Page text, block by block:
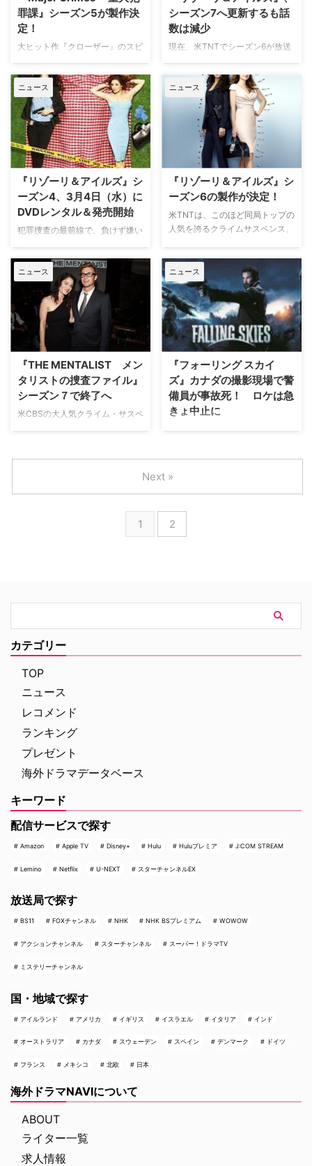
ップ』 映画『トランスフォーマ
ー』のマイケル…
罪課』シーズン5が製作決
定！
大ヒット作『クローザー』のスピ
～重大犯罪課』シーズン5の製作
が決定したという。米Deadline
が伝えた。 【関連お先見！】刑
事ドラマ『クローザー』で静かに
進むヒロイン交代劇（From NY）
同サイトによると、『Major
Crimes』新シーズンは13話構
成。本作はロサンゼ…
シーズン7へ更新するも話
数は減少
現在、米TNTでシーズン6が放送
ーリ＆アイルズ』。このたびシー
ズン7の製作が決定し、2016年の
夏に放送予定となることを英
Digital Spyが伝えた。 【関連記
事】もしもリゾーリとアイルズ、
吹き替える役が逆だったら？
「絶対無理！」朴路美＆井上喜久
子が『リゾーリ＆アイルズ』を語
りまくる…
ニュース
『リゾーリ＆アイルズ』シ
ーズン4、3月4日（水）に
DVDレンタル＆発売開始
犯罪捜査の最前線で、負けず嫌い
ーリと上流階級出身の検死官モー
ラ・アイルズが難事件に挑む本格
クライムサスペンス『リゾーリ＆
アイルズ』。待望のシーズン4の
DVDが、3月4日（水）リリース
される。 【関連記事】一番稼い
でいるのは誰!? ドラマ俳優の気
う？ ＜後編＞ 破…
ニュース
『リゾーリ＆アイルズ』シ
ーズン6の製作が決定！
米TNTは、このほど同局トップの
人気を誇るクライムサスペンス、
ン更新にゴーサインを出し、シー
ズン6を製作することをようやく
明らかにした。英Digital Spyが報
じている。 【関連記事】もしも
リゾーリとアイルズ、吹き替える
役が逆だったら？ 朴路美＆井上
喜久子が『リゾーリ＆アイルズ』
を語り…
ニュース
『THE MENTALIST メン
タリストの捜査ファイル』
シーズン７で終了へ
米CBSの大人気クライム・サスペ
れまでのシーズン平均の23話か
ら13話に縮小して放送されると
スト』を支えるナイス☆サブキャ
ニュース
『フォーリング スカイ
ズ』カナダの撮影現場で警
備員が事故死！ ロケは急
きょ中止に
スティーヴン・スピルバーグが率
ーリング スカイズ』の撮影現場
記事】『フォーリング スカイ
ズ』ドリュー・ロイ＆コナー・ジ
1 2
Next »
カテゴリー
TOP
ニュース
レコメンド
ランキング
プレゼント
海外ドラマデータベース
キーワード
配信サービスで探す
Amazon Apple TV Disney+ Hulu Huluプレミア J:COM STREAM
Lemino Netflix U-NEXT スターチャンネルEX
放送局で探す
BS11 FOXチャンネル NHK NHK BSプレミアム WOWOW
アクションチャンネル スターチャンネル スーパー！ドラマTV
ミステリーチャンネル
国・地域で探す
アイルランド アメリカ イギリス イスラエル イタリア インド
オーストラリア カナダ スウェーデン スペイン デンマーク ドイツ
フランス メキシコ 北欧 日本
海外ドラマNAVIについて
ABOUT
ライター一覧
求人情報